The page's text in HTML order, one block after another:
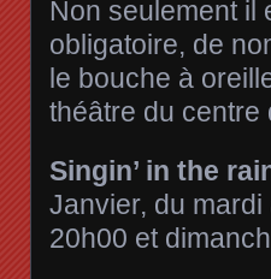
Non seulement il
obligatoire, de
le bouche à
théâtre du centre
Singin’ in the
Janvier, du
20h00 et